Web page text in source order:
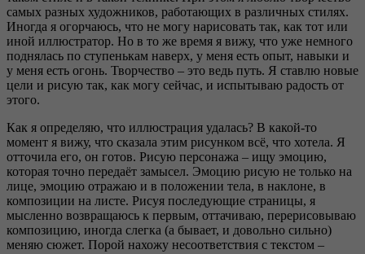
самых разных художников, работающих в различных стилях.
Иногда я огорчаюсь, что не могу нарисовать так, как тот или
иной иллюстратор. Но в то же время я вижу, что уже немного
поднялась по ступенькам наверх, у меня есть опыт, навыки и
у меня есть огонь. Творчество – это ведь путь. Я ставлю новые
цели и рисую так, как могу сейчас, и испытываю радость от
этого.
Как я определяю, что иллюстрация удалась? В какой-то
момент я вижу, что сказала этим рисунком всё, что хотела. Я
отточила его, он готов. Рисую персонажа – ищу эмоцию,
которая точно передаёт замысел. Эмоцию рисую не только на
лице, эмоцию отражаю и в положении тела, в наклоне, в
композиции на листе. Рисуя последующие страницы, я
мысленно возвращаюсь к первым, оттачиваю, перерисовываю
композицию, иногда слегка (а бывает, и довольно сильно)
меняю сюжет. Порой нахожу несоответствия с текстом –